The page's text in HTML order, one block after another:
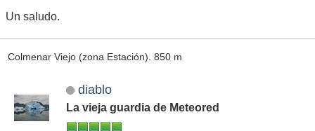
Un saludo.
Colmenar Viejo (zona Estación). 850 m
diablo
La vieja guardia de Meteored